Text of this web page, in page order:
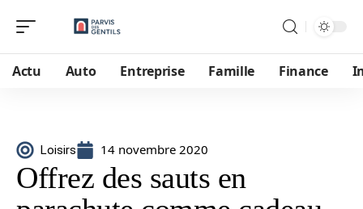
Actu Auto Entreprise Famille Finance
Loisirs 14 novembre 2020
Offrez des sauts en